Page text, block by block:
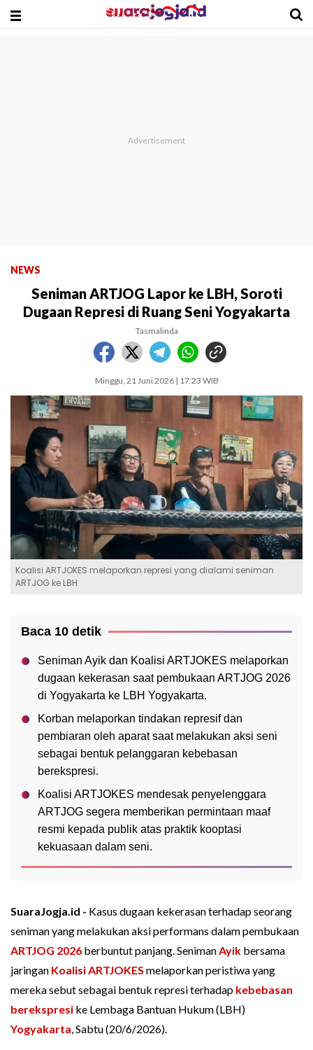
NEWS
Seniman ARTJOG Lapor ke LBH, Soroti
Dugaan Represi di Ruang Seni Yogyakarta
Tasmalinda
Minggu, 21 Juni 2026 | 17:23 WIB
Koalisi ARTJOKES melaporkan represi yang dialami seniman
ARTJOG ke LBH
Baca 10 detik
Seniman Ayik dan Koalisi ARTJOKES melaporkan
dugaan kekerasan saat pembukaan ARTJOG 2026
di Yogyakarta ke LBH Yogyakarta.
Korban melaporkan tindakan represif dan
pembiaran oleh aparat saat melakukan aksi seni
sebagai bentuk pelanggaran kebebasan
berekspresi.
Koalisi ARTJOKES mendesak penyelenggara
ARTJOG segera memberikan permintaan maaf
resmi kepada publik atas praktik kooptasi
kekuasaan dalam seni.
SuaraJogja.id - Kasus dugaan kekerasan terhadap seorang
seniman yang melakukan aksi performans dalam pembukaan
ARTJOG 2026 berbuntut panjang. SenimanAyik bersama
jaringan Koalisi ARTJOKES melaporkan peristiwa yang
mereka sebut sebagai bentuk represi terhadap kebebasan
berekspresi ke Lembaga Bantuan Hukum (LBH)
Yogyakarta, Sabtu (20/6/2026).